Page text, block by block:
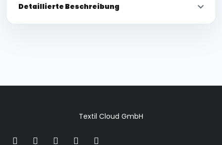
Detaillierte Beschreibung
Textil Cloud GmbH